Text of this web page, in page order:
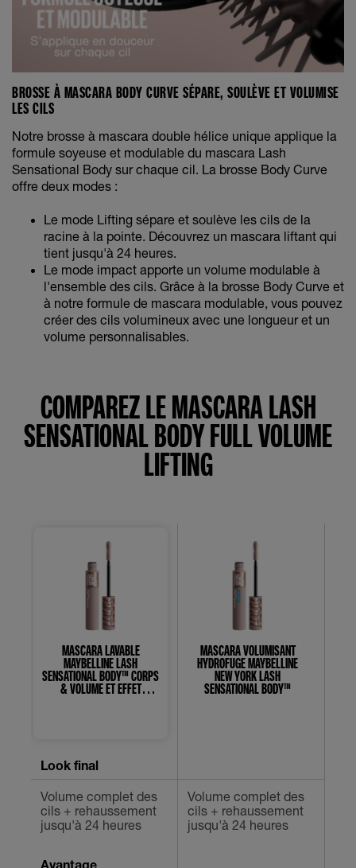
BROSSE À MASCARA BODY CURVE SÉPARE, SOULÈVE ET VOLUMISE
LES CILS
Notre brosse à mascara double hélice unique applique la
formule soyeuse et modulable du mascara Lash
Sensational Body sur chaque cil. La brosse Body Curve
offre deux modes :
Le mode Lifting sépare et soulève les cils de la
racine à la pointe. Découvrez un mascara liftant qui
tient jusqu'à 24 heures.
Le mode impact apporte un volume modulable à
l'ensemble des cils. Grâce à la brosse Body Curve et
à notre formule de mascara modulable, vous pouvez
créer des cils volumineux avec une longueur et un
volume personnalisables.
COMPAREZ LE MASCARA LASH
SENSATIONAL BODY FULL VOLUME
LIFTING
MASCARA LAVABLE
MAYBELLINE LASH
SENSATIONAL BODY™ CORPS
& VOLUME ET EFFET
MASCARA VOLUMISANT
HYDROFUGE MAYBELLINE
NEW YORK LASH
SENSATIONAL BODY™
Look final
Volume complet des
cils + rehaussement
jusqu'à 24 heures
Volume complet des
cils + rehaussement
jusqu'à 24 heures
Avantage